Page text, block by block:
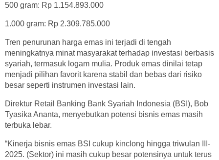
500 gram: Rp 1.154.893.000
1.000 gram: Rp 2.309.785.000
Tren penurunan harga emas ini terjadi di tengah
meningkatnya minat masyarakat terhadap investasi berbasis
syariah, termasuk logam mulia. Produk emas dinilai tetap
menjadi pilihan favorit karena stabil dan bebas dari risiko
besar seperti instrumen investasi lain.
Direktur Retail Banking Bank Syariah Indonesia (BSI), Bob
Tyasika Ananta, menyebutkan potensi bisnis emas masih
terbuka lebar.
“Kinerja bisnis emas BSI cukup kinclong hingga triwulan III-
2025. (Sektor) ini masih cukup besar potensinya untuk terus